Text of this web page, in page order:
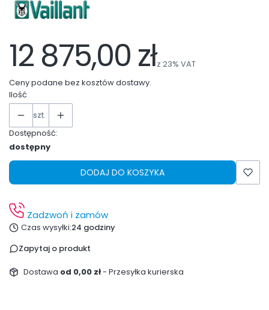
12 875,00 złz 23% VAT
Ceny podane bez kosztów dostawy.
Ilość
szt.
Dostępność:
dostępny
DODAJ DO KOSZYKA
Zadzwoń i zamów
Czas wysyłki:24 godziny
Zapytaj o produkt
Dostawa od 0,00 zł- Przesyłka kurierska